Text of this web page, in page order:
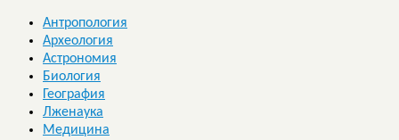
Антропология
Археология
Астрономия
Биология
География
Лженаука
Медицина